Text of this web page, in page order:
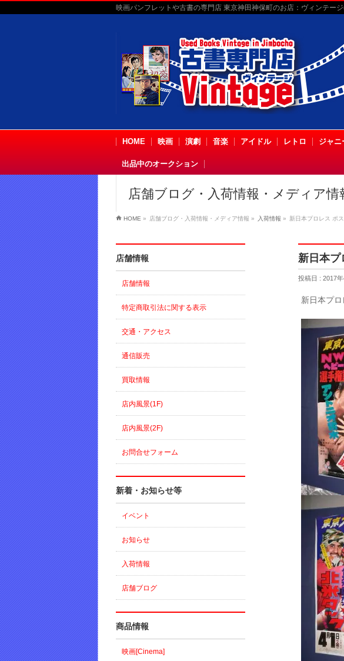
映画パンフレットや古書の専門店 東京神田神保町のお店：ヴィンテー
HOME 映画 演劇 音楽 アイドル レトロ ジャニ
出品中のオークション
店舗ブログ・入荷情報・メディア情
HOME » 店舗ブログ・入荷情報・メディア情報 » 入荷情報 » 新日本プロレス ポ
新日本プ
投稿日 : 2017年
新日本プ
店舗情報
店舗情報
特定商取引法に関する表示
交通・アクセス
通信販売
買取情報
店内風景(1F)
店内風景(2F)
お問合せフォーム
新着・お知らせ等
イベント
お知らせ
入荷情報
店舗ブログ
商品情報
映画[Cinema]